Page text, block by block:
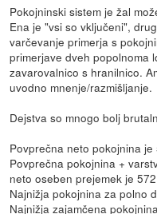
Pokojninski sistem je žal
Ena je "vsi so vključeni",
varčevanje primerja s
primerjave dveh popolnoma
zavarovalnico s hranilnico.
uvodno mnenje/razmišljanje.
Dejstva so mnogo bolj
Povprečna neto pokojnina
Povprečna pokojnina +
neto oseben prejemek je
Najnižja pokojnina za polno
Najnižja zajamčena